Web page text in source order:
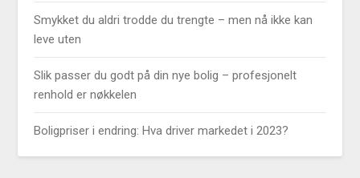
Smykket du aldri trodde du trengte – men nå ikke kan
leve uten
Slik passer du godt på din nye bolig – profesjonelt
renhold er nøkkelen
Boligpriser i endring: Hva driver markedet i 2023?